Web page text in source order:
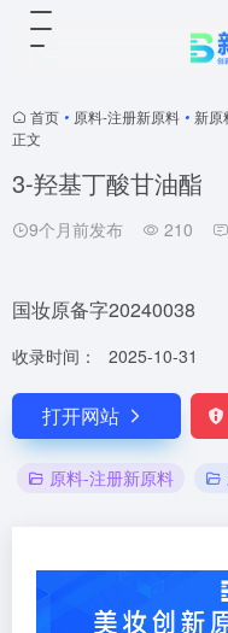
首页 • 原料-注册新原料 • 新原
正文
3-羟基丁酸甘油酯
9个月前发布 210
国妆原备字20240038
收录时间： 2025-10-31
打开网站
原料-注册新原料